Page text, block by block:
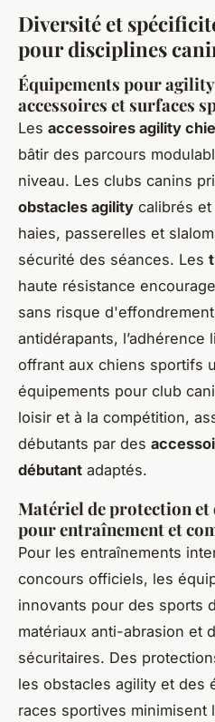
Diversité et
pour disciplines
Équipements pour
accessoires et surfaces
Les accessoires agility
bâtir des parcours
niveau. Les clubs canins
obstacles agility calibrés
haies, passerelles et
sécurité des séances. Les
haute résistance
sans risque
antidérapants, l’adhérence
offrant aux chiens sportifs
équipements pour club
loisir et à la compétition,
débutants par des
débutant adaptés.
Matériel de protection
pour entraînement et
Pour les entraînements
concours officiels, les
innovants pour des sports
matériaux anti-abrasion et
sécuritaires. Des
les obstacles agility et des
races sportives minimisent